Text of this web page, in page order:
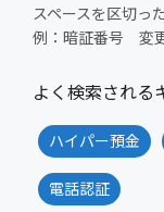
スペースを区切っ
例：暗証番号 変更
よく検索される
ハイパー預金
電話認証